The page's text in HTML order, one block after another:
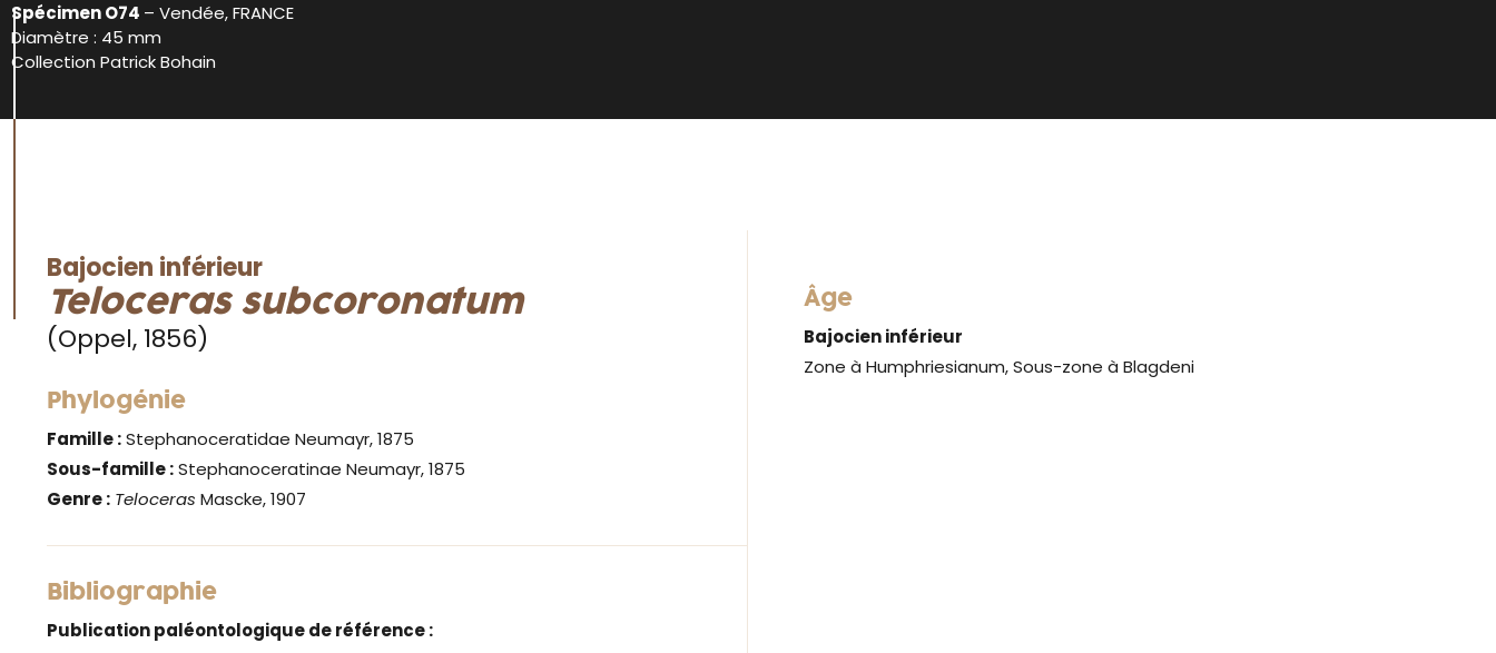
Spécimen O74 – Vendée, FRANCE
Diamètre : 45 mm
Collection Patrick Bohain
Bajocien inférieur
Teloceras subcoronatum
(Oppel, 1856)
Phylogénie
Famille :Stephanoceratidae Neumayr, 1875
Sous-famille :Stephanoceratinae Neumayr, 1875
Genre : Teloceras Mascke, 1907
Bibliographie
Publication paléontologique de référence :
Âge
Bajocien inférieur
Zone à Humphriesianum, Sous-zone à Blagdeni